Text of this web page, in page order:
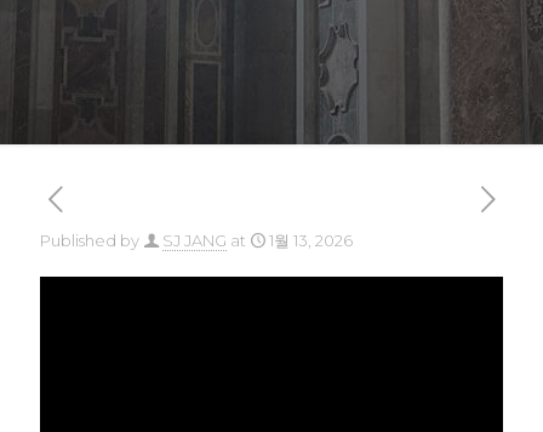
Published by SJ JANG at 1월 13, 2026